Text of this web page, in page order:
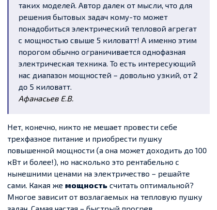
таких моделей. Автор далек от мысли, что для
решения бытовых задач кому-то может
понадобиться электрический тепловой агрегат
с мощностью свыше 5 киловатт! А именно этим
порогом обычно ограничивается однофазная
электрическая техника. То есть интересующий
нас диапазон мощностей – довольно узкий, от 2
до 5 киловатт.
Афанасьев Е.В.
Нет, конечно, никто не мешает провести себе
трехфазное питание и приобрести пушку
повышенной мощности (а она может доходить до 100
кВт и более!), но насколько это рентабельно с
нынешними ценами на электричество – решайте
сами. Какая же мощность считать оптимальной?
Многое зависит от возлагаемых на тепловую пушку